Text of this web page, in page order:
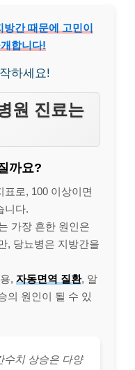
간 때문에 고민이
합니다!
하세요!
원 진료는
까요?
로, 100 이상이면
니다.
가장 흔한 원인은
, 당뇨병은 지방간을
, 자동면역 질환, 알
의 원인이 될 수 있
수치 상승은 다양